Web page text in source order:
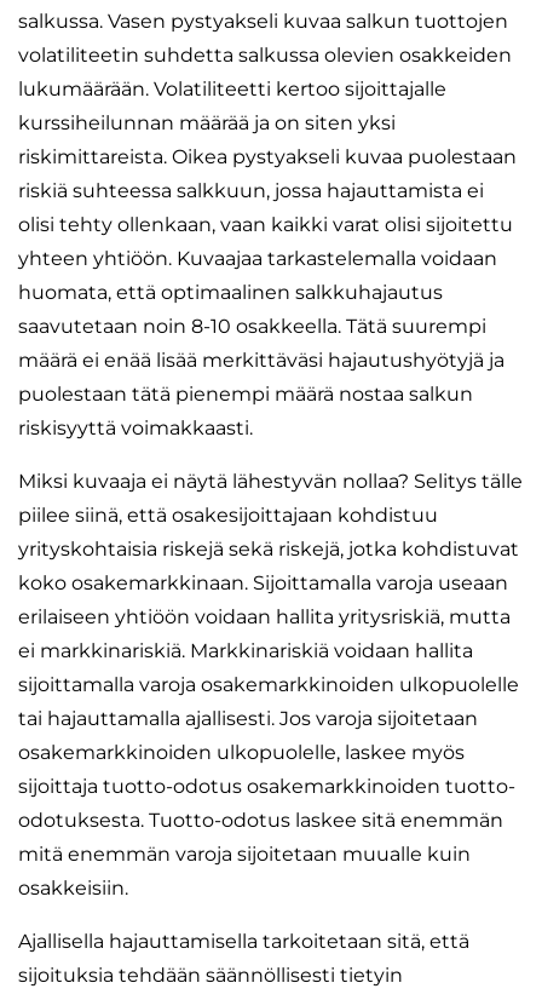
salkussa. Vasen pystyakseli kuvaa salkun tuottojen
volatiliteetin suhdetta salkussa olevien osakkeiden
lukumäärään. Volatiliteetti kertoo sijoittajalle
kurssiheilunnan määrää ja on siten yksi
riskimittareista. Oikea pystyakseli kuvaa puolestaan
riskiä suhteessa salkkuun, jossa hajauttamista ei
olisi tehty ollenkaan, vaan kaikki varat olisi sijoitettu
yhteen yhtiöön. Kuvaajaa tarkastelemalla voidaan
huomata, että optimaalinen salkkuhajautus
saavutetaan noin 8-10 osakkeella. Tätä suurempi
määrä ei enää lisää merkittäväsi hajautushyötyjä ja
puolestaan tätä pienempi määrä nostaa salkun
riskisyyttä voimakkaasti.
Miksi kuvaaja ei näytä lähestyvän nollaa? Selitys tälle
piilee siinä, että osakesijoittajaan kohdistuu
yrityskohtaisia riskejä sekä riskejä, jotka kohdistuvat
koko osakemarkkinaan. Sijoittamalla varoja useaan
erilaiseen yhtiöön voidaan hallita yritysriskiä, mutta
ei markkinariskiä. Markkinariskiä voidaan hallita
sijoittamalla varoja osakemarkkinoiden ulkopuolelle
tai hajauttamalla ajallisesti. Jos varoja sijoitetaan
osakemarkkinoiden ulkopuolelle, laskee myös
sijoittaja tuotto-odotus osakemarkkinoiden tuotto-
odotuksesta. Tuotto-odotus laskee sitä enemmän
mitä enemmän varoja sijoitetaan muualle kuin
osakkeisiin.
Ajallisella hajauttamisella tarkoitetaan sitä, että
sijoituksia tehdään säännöllisesti tietyin